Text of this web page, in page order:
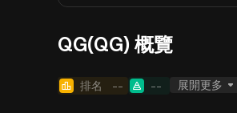
QG(QG) 概覽
排名 -- -- 展開更多